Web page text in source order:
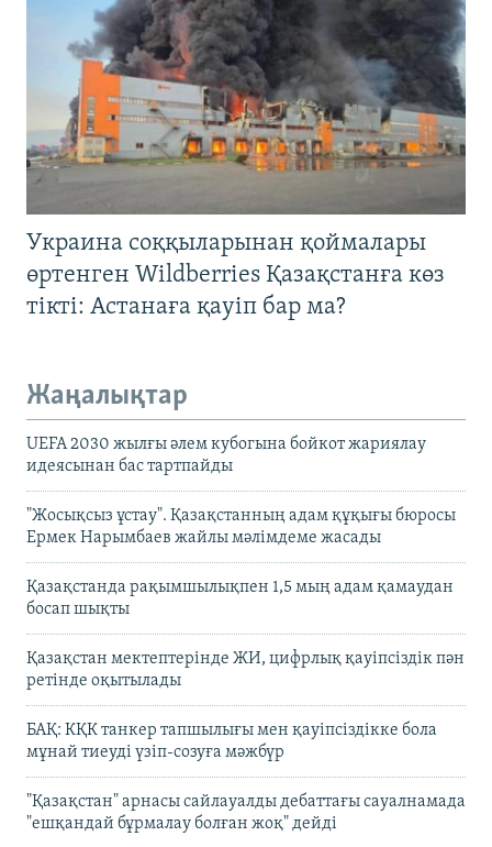
Украина соққыларынан қоймалары
өртенген Wildberries Қазақстанға көз
тікті: Астанаға қауіп бар ма?
Жаңалықтар
UEFA 2030 жылғы әлем кубогына бойкот жариялау
идеясынан бас тартпайды
"Жосықсыз ұстау". Қазақстанның адам құқығы бюросы
Ермек Нарымбаев жайлы мәлімдеме жасады
Қазақстанда рақымшылықпен 1,5 мың адам қамаудан
босап шықты
Қазақстан мектептерінде ЖИ, цифрлық қауіпсіздік пән
ретінде оқытылады
БАҚ: КҚК танкер тапшылығы мен қауіпсіздікке бола
мұнай тиеуді үзіп-созуға мәжбүр
"Қазақстан" арнасы сайлауалды дебаттағы сауалнамада
"ешқандай бұрмалау болған жоқ" дейді